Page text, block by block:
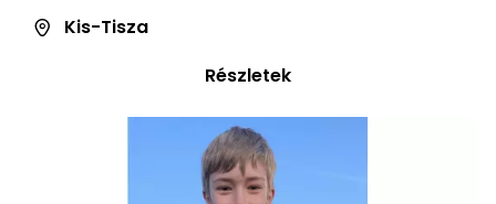
Kis-Tisza
Részletek